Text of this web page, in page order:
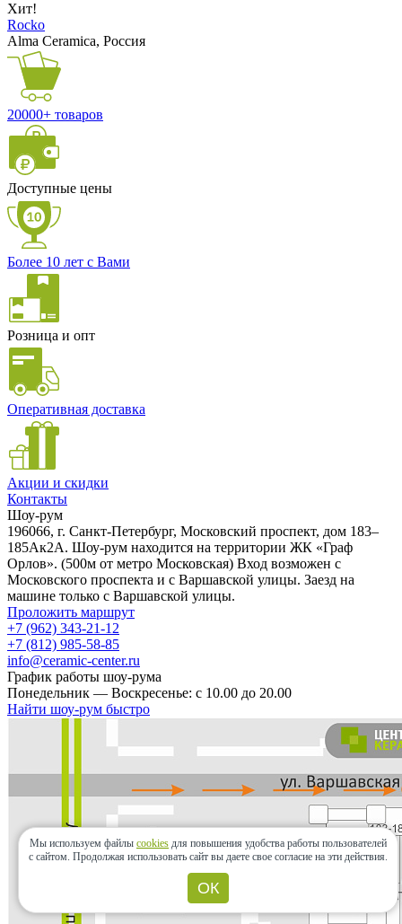
Хит!
Rocko
Alma Ceramica, Россия
20000+ товаров
Доступные цены
Более 10 лет с Вами
Розница и опт
Оперативная доставка
Акции и скидки
Контакты
Шоу-рум
196066, г. Санкт-Петербург, Московский проспект, дом 183–
185Ак2А. Шоу-рум находится на территории ЖК «Граф
Орлов». (500м от метро Московская) Вход возможен с
Московского проспекта и с Варшавской улицы. Заезд на
машине только с Варшавской улицы.
Проложить маршрут
+7 (962) 343-21-12
+7 (812) 985-58-85
info@ceramic-center.ru
График работы шоу-рума
Понедельник — Воскресенье: с 10.00 до 20.00
Найти шоу-рум быстро
Мы используем файлы cookies для повышения удобства работы пользователей
с сайтом. Продолжая использовать сайт вы даете свое согласие на эти действия.
ОК